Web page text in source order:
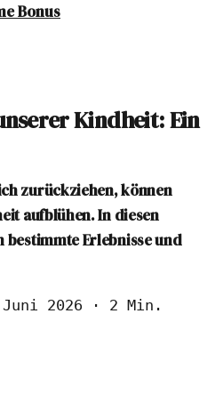
Bonus
Kindheit: Ein
zurückziehen, können
aufblühen. In diesen
bestimmte Erlebnisse und
2026 · 2 Min.